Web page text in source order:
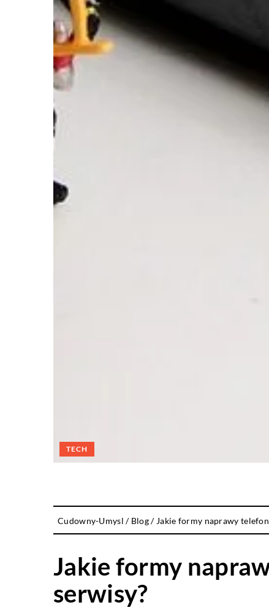
TECH
Cudowny-Umysl / Blog/ Jakie formy naprawy
Jakie formy
serwisy?